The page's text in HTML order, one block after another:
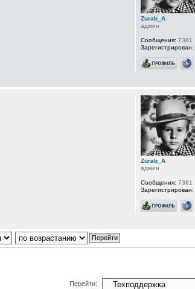
Zurab_A
админ
Сообщения: 7381
Зарегистрирован:
Zurab_A
админ
Сообщения: 7381
Зарегистрирован:
Перейти: